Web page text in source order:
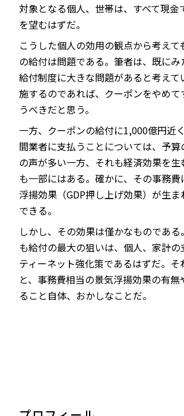
対象となる個人、世帯は、すべて現金
を望むはずだ。
こうした個人の効用の観点から考えて
の給付は問題である。筆者は、既にみ
給付制度に大きな問題があると考えて
施するのであれば、クーポンをやめて
うべきだと思う。
一方、クーポンの給付に1,000億円近
間業者に支払うことについては、予算
の声が多い一方、それも経済効果を
も一部にはある。確かに、その事務
浮揚効果（GDP押し上げ効果）が生
できる。
しかし、その効果は僅かなものであ
も給付の最大の狙いは、個人、家計の
ティーネット強化策であるはずだ。そ
と、事務費相当の景気浮揚効果の有
ること自体、おかしなことだ。